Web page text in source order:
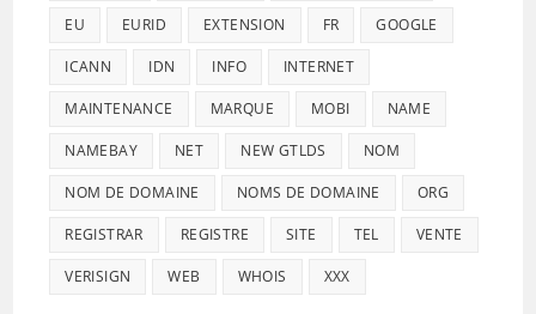
EU EURID EXTENSION FR GOOGLE
ICANN IDN INFO INTERNET
MAINTENANCE MARQUE MOBI NAME
NAMEBAY NET NEW GTLDS NOM
NOM DE DOMAINE NOMS DE DOMAINE ORG
REGISTRAR REGISTRE SITE TEL VENTE
VERISIGN WEB WHOIS XXX